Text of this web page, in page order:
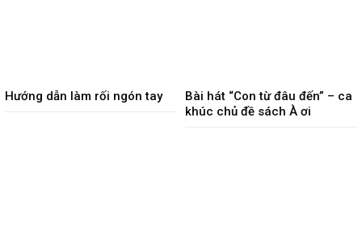
Hướng dẫn làm rối ngón tay
Bài hát “Con từ đâu đến” – ca
khúc chủ đề sách À ơi